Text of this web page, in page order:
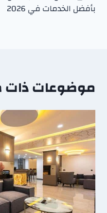
بأفضل الخدمات في 2026
موضوعات ذات